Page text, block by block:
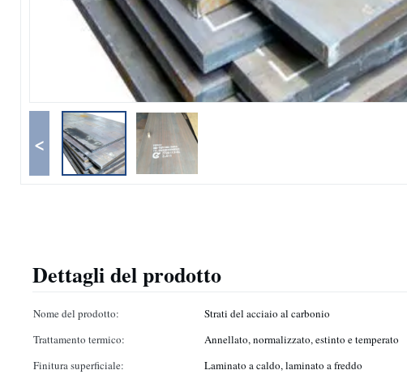
<
Dettagli del prodotto
Nome del prodotto: Strati del acciaio al carbonio
Trattamento termico:
Annellato, normalizzato, estinto e temperato
Finitura superficiale:
Laminato a caldo, laminato a freddo